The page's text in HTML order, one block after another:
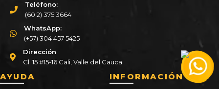
Teléfono:
(60 2) 375 3664
WhatsApp:
(+57) 304 457 5425
Dirección
Cl. 15 #15-16 Cali, Valle del Cauca
AYUDA
INFORMACIÓN